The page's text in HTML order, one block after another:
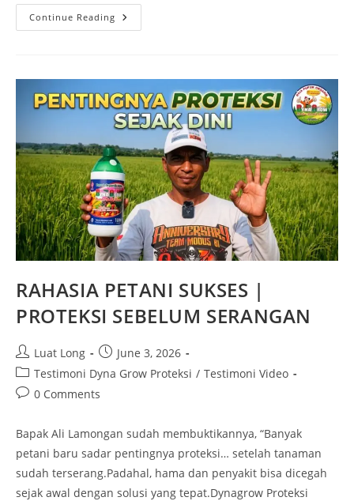
Continue Reading
RAHASIA PETANI SUKSES |
PROTEKSI SEBELUM SERANGAN
Luat Long
June 3, 2026
Testimoni Dyna Grow Proteksi / Testimoni Video
0 Comments
Bapak Ali Lamongan sudah membuktikannya, “Banyak
petani baru sadar pentingnya proteksi… setelah tanaman
sudah terserang.Padahal, hama dan penyakit bisa dicegah
sejak awal dengan solusi yang tepat.Dynagrow Proteksi